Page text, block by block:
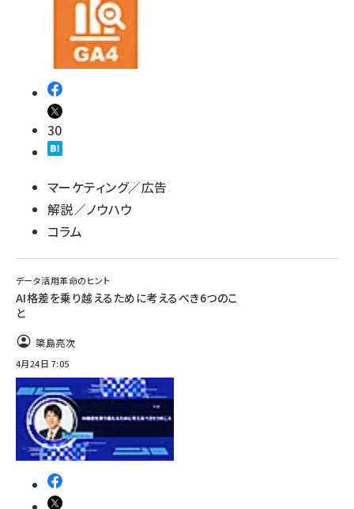
30
マーケティング／広告
解説／ノウハウ
コラム
データ活用革命のヒント
AI格差を乗り越えるために考えるべき6つのこ
と
簗島亮次
4月24日 7:05